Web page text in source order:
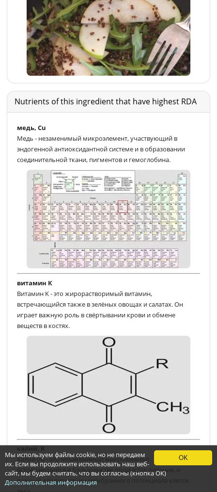
Nutrients of this ingredient that have highest RDA
медь, Cu
Медь - незаменимый микроэлемент, участвующий в
эндогенной антиоксидантной системе и в образовании
соединительной ткани, пигментов и гемоглобина.
витамин К
Витамин K - это жирорастворимый витамин,
встречающийся также в зелёных овощах и салатах. Он
играет важную роль в свёртывании крови и обмене
веществ в костях.
Калий (K) - это незаменимый микроэлемент,
встречающийся в большинстве продуктов питания, и
важный для регуляции мембранного потенциала клеток
OK
Мы используем файлы cookie, но не передаем
их. Если вы продолжите использовать наш веб-
сайт, мы будем считать, что вы согласны (кнопка ОК)
Дополнительная информация